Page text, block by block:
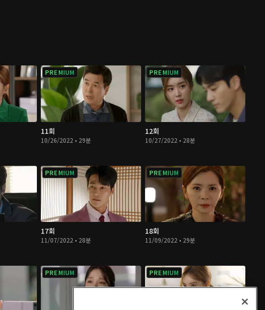
PREMIUM
11회
10/26/2022 • 29분
PREMIUM
12회
10/27/2022 • 28분
PREMIUM
17회
11/07/2022 • 28분
PREMIUM
18회
11/09/2022 • 29분
PREMIUM PREMIUM